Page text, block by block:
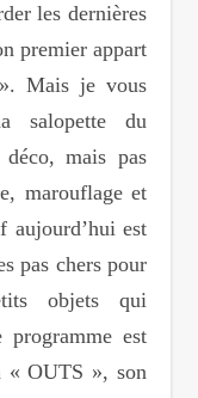
les dernières
premier appart
Mais je vous
salopette du
mais pas
marouflage et
aujourd’hui est
pas chers pour
objets qui
est
« OUTS », son